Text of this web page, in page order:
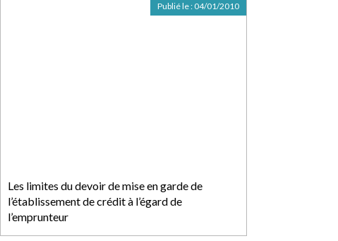
Les limites du devoir de mise en garde de
l’établissement de crédit à l’égard de
l’emprunteur
Publié le : 04/01/2010